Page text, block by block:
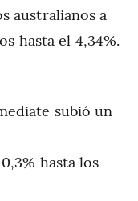
australianos a
hasta el 4,34%.
subió un
hasta los